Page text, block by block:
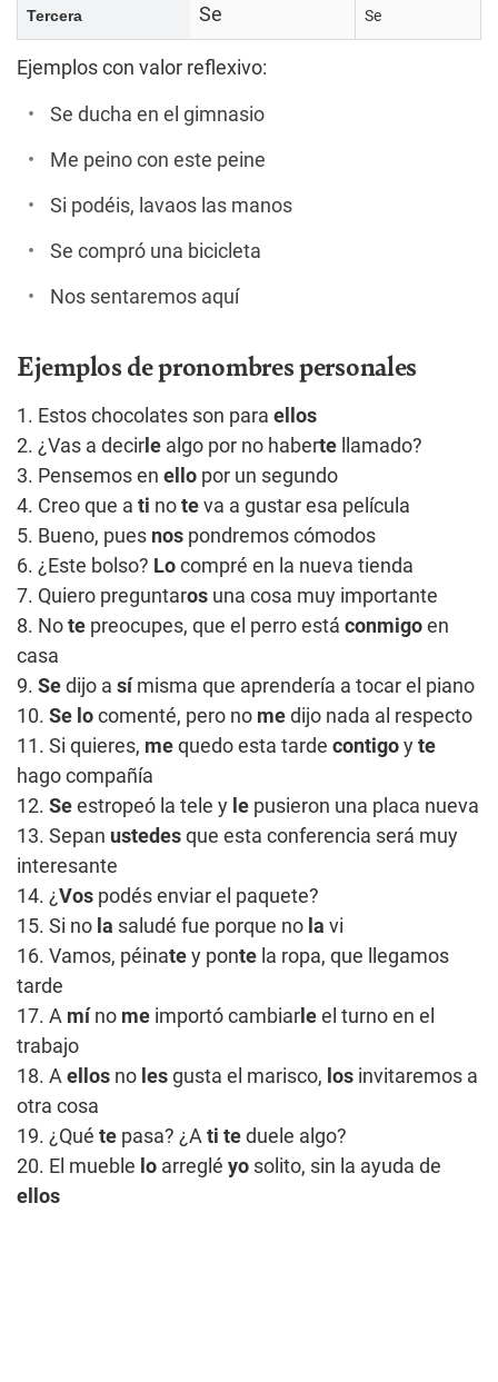
Tercera Se Se
Ejemplos con valor reflexivo:
Se ducha en el gimnasio
Me peino con este peine
Si podéis, lavaos las manos
Se compró una bicicleta
Nos sentaremos aquí
Ejemplos de pronombres personales
1. Estos chocolates son para ellos
2. ¿Vas a decir le algo por no haberte llamado?
3. Pensemos en ello por un segundo
4. Creo que a ti no te va a gustar esa película
5. Bueno, pues nos pondremos cómodos
6. ¿Este bolso? Lo compré en la nueva tienda
7. Quiero preguntaros una cosa muy importante
8. No te preocupes, que el perro está conmigo en
casa
9. Se dijo a sí misma que aprendería a tocar el piano
10. Se lo comenté, pero no me dijo nada al respecto
11. Si quieres, me quedo esta tarde contigo y te
hago compañía
12. Se estropeó la tele y le pusieron una placa nueva
13. Sepan ustedes que esta conferencia será muy
interesante
14. ¿Vos podés enviar el paquete?
15. Si no la saludé fue porque no la vi
16. Vamos, péinate y ponte la ropa, que llegamos
tarde
17. A mí no me importó cambiar le el turno en el
trabajo
18. A ellos no les gusta el marisco, los invitaremos a
otra cosa
19. ¿Qué te pasa? ¿A ti te duele algo?
20. El mueble lo arreglé yo solito, sin la ayuda de
ellos